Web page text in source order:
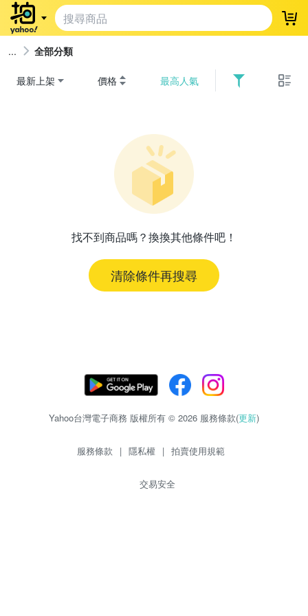
登
全部分類
最新上架 價格 最高人氣
找不到商品嗎？換換其他條件吧！
清除條件再搜尋
Yahoo台灣電子商務 版權所有 © 2026 服務條款(更新)
服務條款 | 隱私權 | 拍賣使用規範
交易安全